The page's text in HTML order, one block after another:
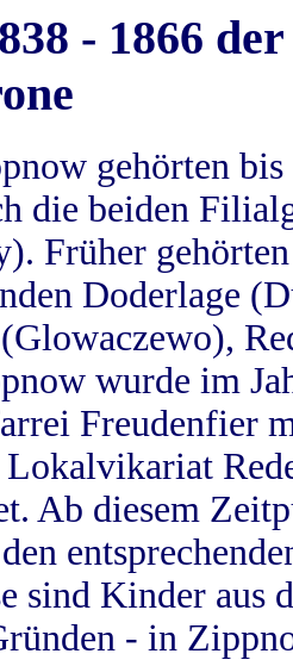
- 1866
gehörten
die beiden
Früher
Doderlage
wurde im
Freudenfier
Lokalvikariat
Ab diesem
sind Kinder aus
- in